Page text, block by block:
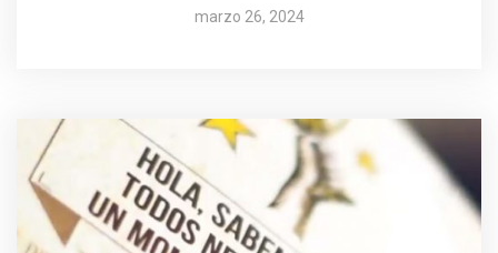
marzo 26, 2024